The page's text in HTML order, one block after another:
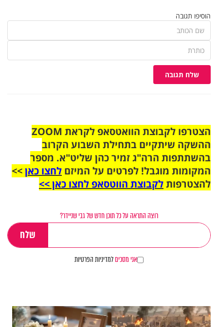
הוסיפו תגובה
שלח תגובה
הצטרפו לקבוצת הוואטסאפ לקראת ZOOM
ההשקה שיתקיים בתחילת השבוע הקרוב
בהשתתפות הרה"ג זמיר כהן שליט"א. מספר
המקומות מוגבל! לפרטים על המיזם לחצו כאן>>
להצטרפותלקבוצת הווטסאפ לחצו כאן >>
רוצה התראה על כל תוכן חדש של גבי שניידר?
אני מסכיםלמדיניות הפרטיות